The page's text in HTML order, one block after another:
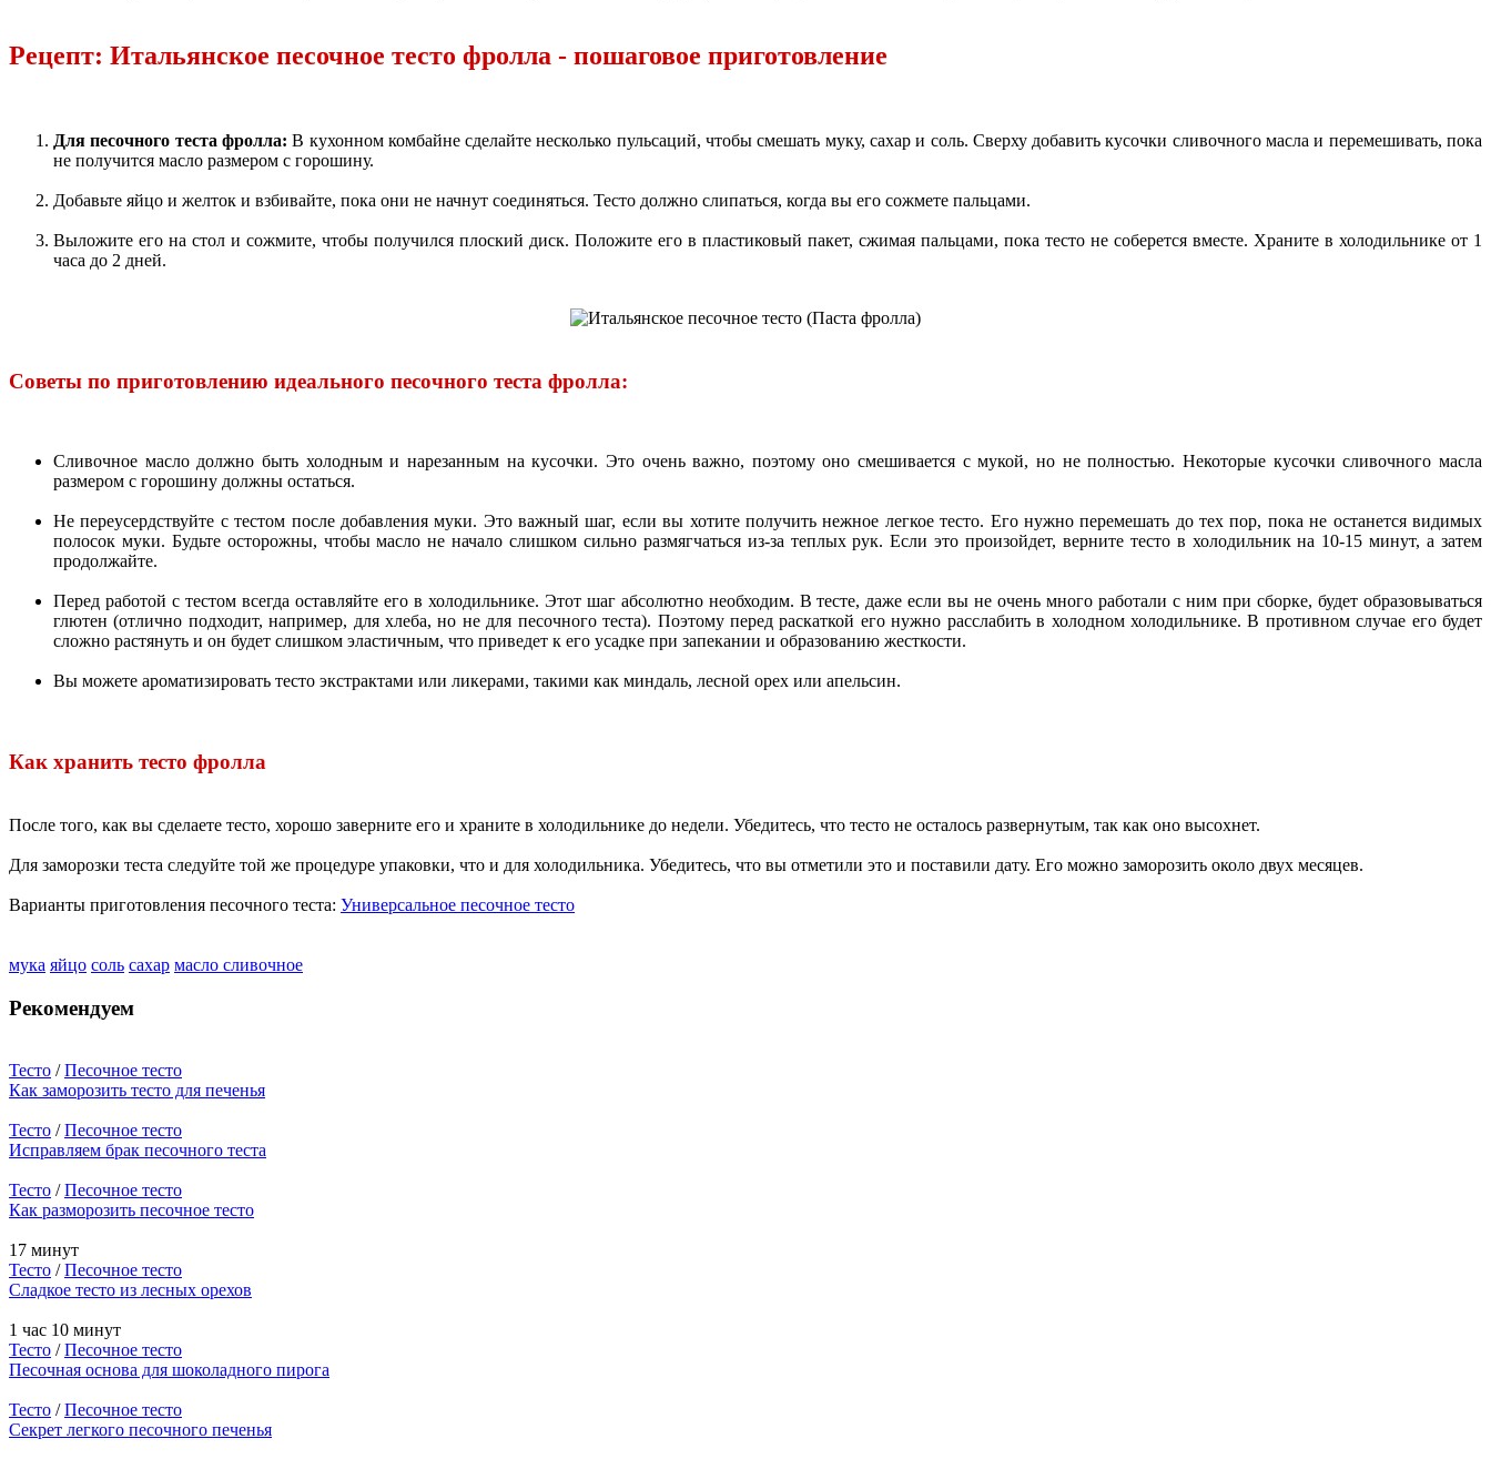
Рецепт: Итальянское песочное тесто фролла - пошаговое приготовление
Для песочного теста фролла: В кухонном комбайне сделайте несколько пульсаций, чтобы смешать муку, сахар и соль. Сверху добавить кусочки сливочного масла и перемешивать, пока
не получится масло размером с горошину.
Добавьте яйцо и желток и взбивайте, пока они не начнут соединяться. Тесто должно слипаться, когда вы его сожмете пальцами.
Выложите его на стол и сожмите, чтобы получился плоский диск. Положите его в пластиковый пакет, сжимая пальцами, пока тесто не соберется вместе. Храните в холодильнике от 1
часа до 2 дней.
Советы по приготовлению идеального песочного теста фролла:
Сливочное масло должно быть холодным и нарезанным на кусочки. Это очень важно, поэтому оно смешивается с мукой, но не полностью. Некоторые кусочки сливочного масла
размером с горошину должны остаться.
Не переусердствуйте с тестом после добавления муки. Это важный шаг, если вы хотите получить нежное легкое тесто. Его нужно перемешать до тех пор, пока не останется видимых
полосок муки. Будьте осторожны, чтобы масло не начало слишком сильно размягчаться из-за теплых рук. Если это произойдет, верните тесто в холодильник на 10-15 минут, а затем
продолжайте.
Перед работой с тестом всегда оставляйте его в холодильнике. Этот шаг абсолютно необходим. В тесте, даже если вы не очень много работали с ним при сборке, будет образовываться
глютен (отлично подходит, например, для хлеба, но не для песочного теста). Поэтому перед раскаткой его нужно расслабить в холодном холодильнике. В противном случае его будет
сложно растянуть и он будет слишком эластичным, что приведет к его усадке при запекании и образованию жесткости.
Вы можете ароматизировать тесто экстрактами или ликерами, такими как миндаль, лесной орех или апельсин.
Как хранить тесто фролла
После того, как вы сделаете тесто, хорошо заверните его и храните в холодильнике до недели. Убедитесь, что тесто не осталось развернутым, так как оно высохнет.
Для заморозки теста следуйте той же процедуре упаковки, что и для холодильника. Убедитесь, что вы отметили это и поставили дату. Его можно заморозить около двух месяцев.
Варианты приготовления песочного теста: Универсальное песочное тесто
мука яйцо соль сахар масло сливочное
Рекомендуем
Тесто /Песочное тесто
Как заморозить тесто для печенья
Тесто /Песочное тесто
Исправляем брак песочного теста
Тесто /Песочное тесто
Как разморозить песочное тесто
17 минут
Тесто /Песочное тесто
Сладкое тесто из лесных орехов
1 час 10 минут
Тесто /Песочное тесто
Песочная основа для шоколадного пирога
Тесто /Песочное тесто
Секрет легкого песочного печенья